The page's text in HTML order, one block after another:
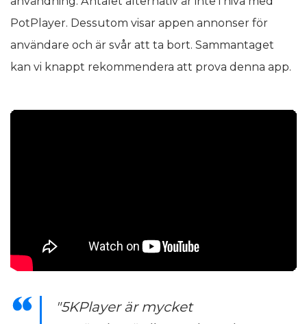
PotPlayer. Dessutom visar appen annonser för
användare och är svår att ta bort. Sammantaget
kan vi knappt rekommendera att prova denna app.
"5KPlayer är mycket